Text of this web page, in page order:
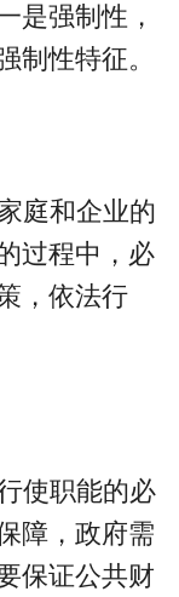
是强制性，
制性特征。
庭和企业的
过程中，必
，依法行
使职能的必
障，政府需
保证公共财